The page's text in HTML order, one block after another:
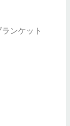
ンケット